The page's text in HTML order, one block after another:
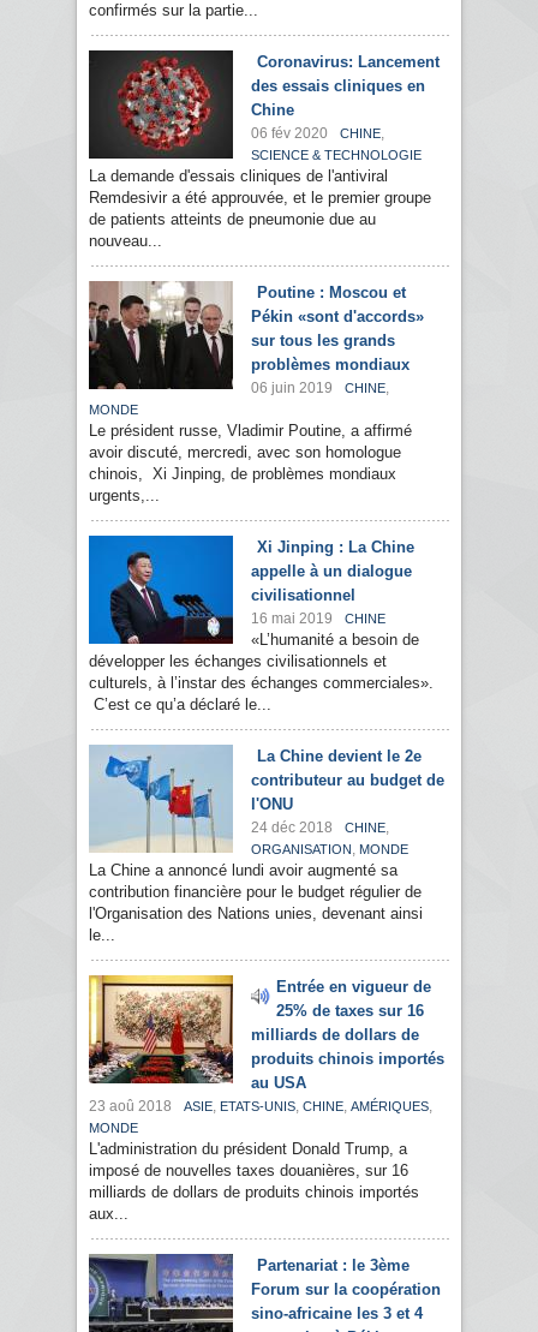
confirmés sur la partie...
Coronavirus: Lancement
des essais cliniques en
Chine
06 fév 2020 CHINE,
SCIENCE & TECHNOLOGIE
La demande d'essais cliniques de l'antiviral
Remdesivir a été approuvée, et le premier groupe
de patients atteints de pneumonie due au
nouveau...
Poutine : Moscou et
Pékin «sont d'accords»
sur tous les grands
problèmes mondiaux
06 juin 2019 CHINE,
MONDE
Le président russe, Vladimir Poutine, a affirmé
avoir discuté, mercredi, avec son homologue
chinois, Xi Jinping, de problèmes mondiaux
urgents,...
Xi Jinping : La Chine
appelle à un dialogue
civilisationnel
16 mai 2019 CHINE
«L’humanité a besoin de
développer les échanges civilisationnels et
culturels, à l’instar des échanges commerciales».
C’est ce qu’a déclaré le...
La Chine devient le 2e
contributeur au budget de
l'ONU
24 déc 2018 CHINE,
ORGANISATION , MONDE
La Chine a annoncé lundi avoir augmenté sa
contribution financière pour le budget régulier de
l'Organisation des Nations unies, devenant ainsi
le...
Entrée en vigueur de
25% de taxes sur 16
milliards de dollars de
produits chinois importés
au USA
23 aoû 2018 ASIE, ETATS-UNIS, CHINE, AMÉRIQUES,
MONDE
L'administration du président Donald Trump, a
imposé de nouvelles taxes douanières, sur 16
milliards de dollars de produits chinois importés
aux...
Partenariat : le 3ème
Forum sur la coopération
sino-africaine les 3 et 4